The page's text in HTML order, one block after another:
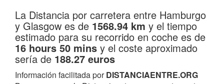
La Distancia por carretera entre Hamburgo
y Glasgow es de 1568.94 km y el tiempo
estimado para su recorrido en coche es de
16 hours 50 mins y el coste aproximado
sería de 188.27 euros
Información facilitada porDISTANCIAENTRE.ORG